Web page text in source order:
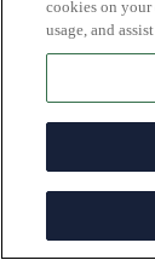
cookies on
usage, and